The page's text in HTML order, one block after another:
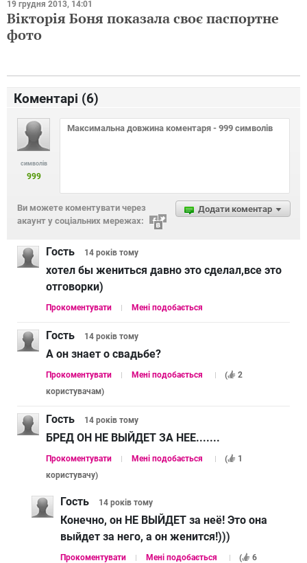
19 грудня 2013, 14:01
Вікторія Боня показала своє паспортне
фото
Коментарі (6)
символів
999
Додати коментар
Ви можете коментувати через
акаунт у соціальних мережах:
Гость 14 років тому
хотел бы жениться давно это сделал,все это
отговорки)
Прокоментувати Мені подобається
Гость 14 років тому
А он знает о свадьбе?
Прокоментувати Мені подобається (
2
користувачам)
Гость 14 років тому
БРЕД ОН НЕ ВЫЙДЕТ ЗА НЕЕ.......
Прокоментувати Мені подобається (
1
користувачу)
Гость 14 років тому
Конечно, он НЕ ВЫЙДЕТ за неё! Это она
выйдет за него, а он женится!)))
Прокоментувати Мені подобається (
6